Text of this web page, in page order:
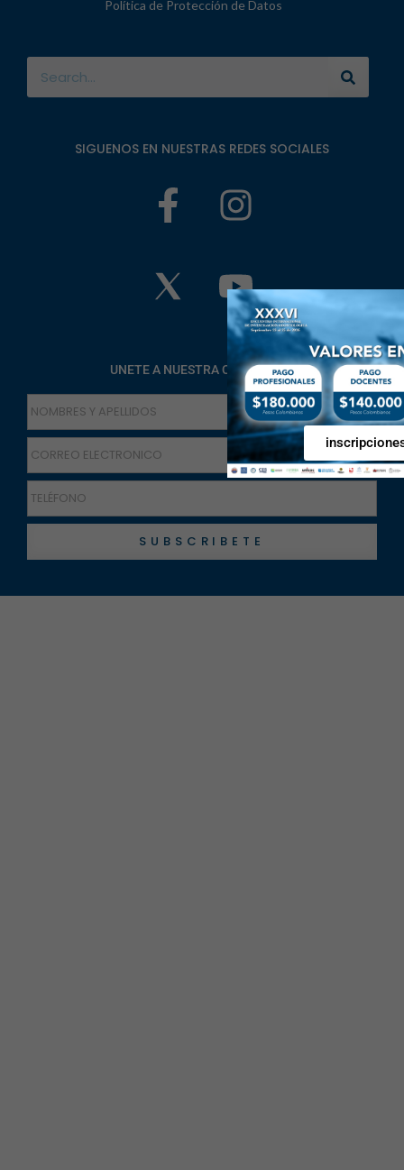
Política de Protección de Datos
SIGUENOS EN NUESTRAS REDES SOCIALES
UNETE A NUESTRA COMUNIDAD
SUBSCRIBETE